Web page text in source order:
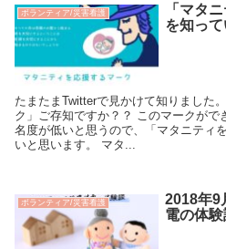
ボランティア/災害看護
「マタ
を知っ
たまたまTwitterで見かけて知りました
ク」ご存知ですか？？ このマークがで
名度が低いと思うので、「マタニティ
いと思います。 マタ...
ボランティア/災害看護
2018年9
電の体